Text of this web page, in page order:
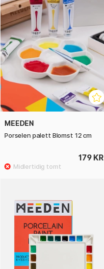
MEEDEN
Porselen palett Blomst 12 cm
179 KR